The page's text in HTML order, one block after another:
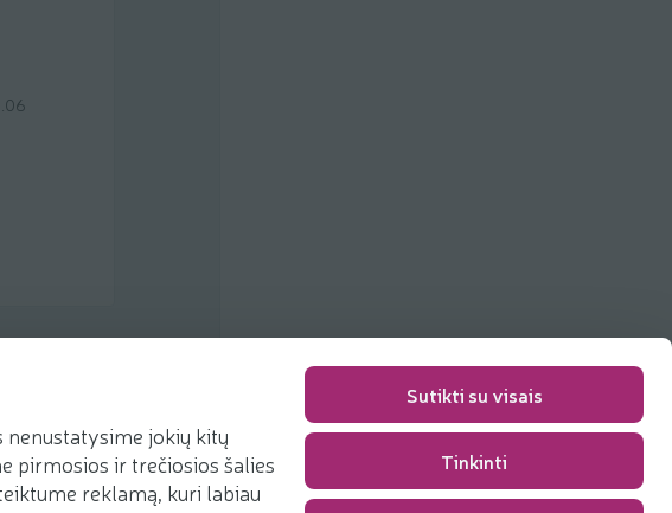
nenustatysime jokių kitų
pirmosios ir trečiosios šalies
reklamą, kuri labiau
Sutikti su visais
Tinkinti
Pakavimo mokestis 0,00 €